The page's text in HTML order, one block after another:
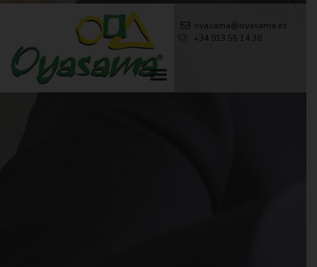
oyasama@oyasama.es
+34 913 55 14 38